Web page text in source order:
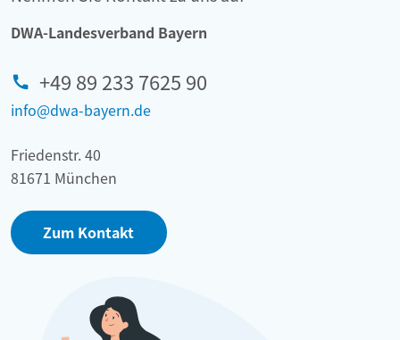
DWA-Landesverband Bayern
+49 89 233 7625 90
info@dwa-bayern.de
Friedenstr. 40
81671 München
Zum Kontakt